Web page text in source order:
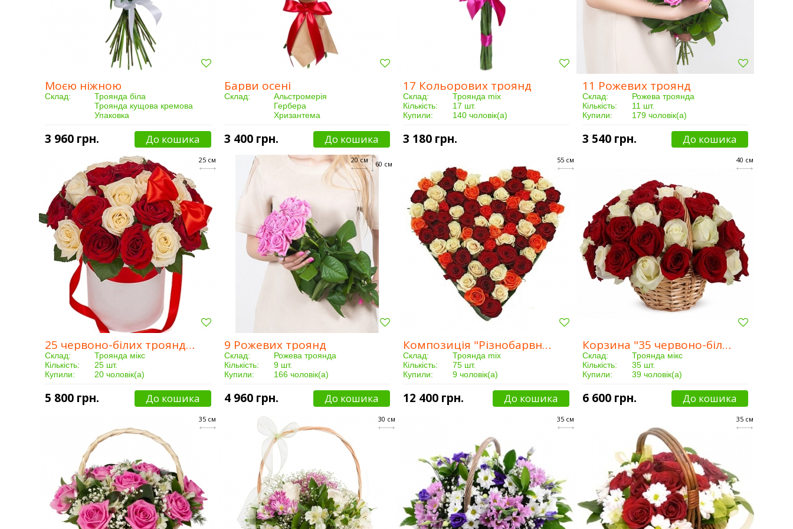
Моєю ніжною
Склад:
Троянда біла
Троянда кущова кремова
Упаковка
Купили:
47 чоловік(а)
Доставка:
Від 3 годин
3 960 грн. До кошика
Барви осені
Склад:
Альстромерія
Гербера
Хризантема
Кількість:
11 шт.
47 чоловік(а)
Доставка:
Від 3 годин
3 400 грн. До кошика
17 Кольорових троянд
Склад:
Троянда mix
Кількість:
17 шт.
Купили:
140 чоловік(а)
3 180 грн.
11 Рожевих троянд
Склад:
Рожева троянда
Кількість:
11 шт.
Купили:
179 чоловік(а)
3 540 грн. До кошика
25 см
25 червоно-білих троянд у капелюшної коробки
Склад:
Троянда мікс
Кількість:
25 шт.
Купили:
20 чоловік(а)
5 800 грн. До кошика
60 см
20 см
9 Рожевих троянд
Склад:
Рожева троянда
Кількість:
9 шт.
Купили:
166 чоловік(а)
4 960 грн. До кошика
55 см
Композиція "Різнобарвне серце"
Склад:
Троянда mix
Кількість:
75 шт.
Купили:
9 чоловік(а)
12 400 грн. До кошика
40 см
Корзина "35 червоно-білих троянд"
Склад:
Троянда мікс
Кількість:
35 шт.
Купили:
39 чоловік(а)
6 600 грн. До кошика
35 см 30 см 35 см 35 см